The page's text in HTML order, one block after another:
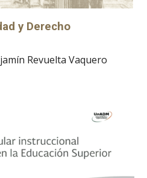
y Derecho
Revuelta Vaquero